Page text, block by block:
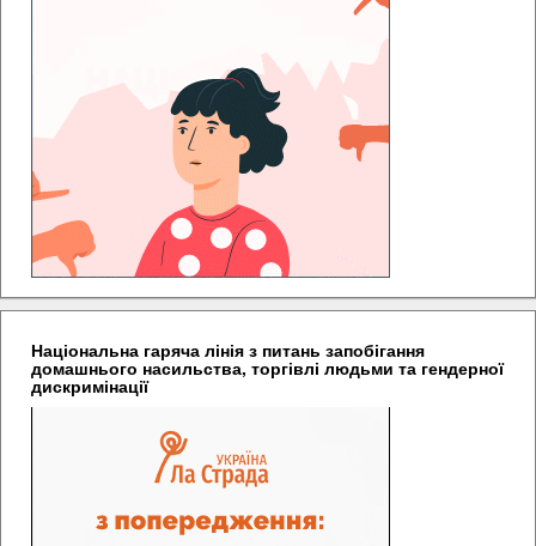
Національна гаряча лінія з питань запобігання
домашнього насильства, торгівлі людьми та гендерної
дискримінації